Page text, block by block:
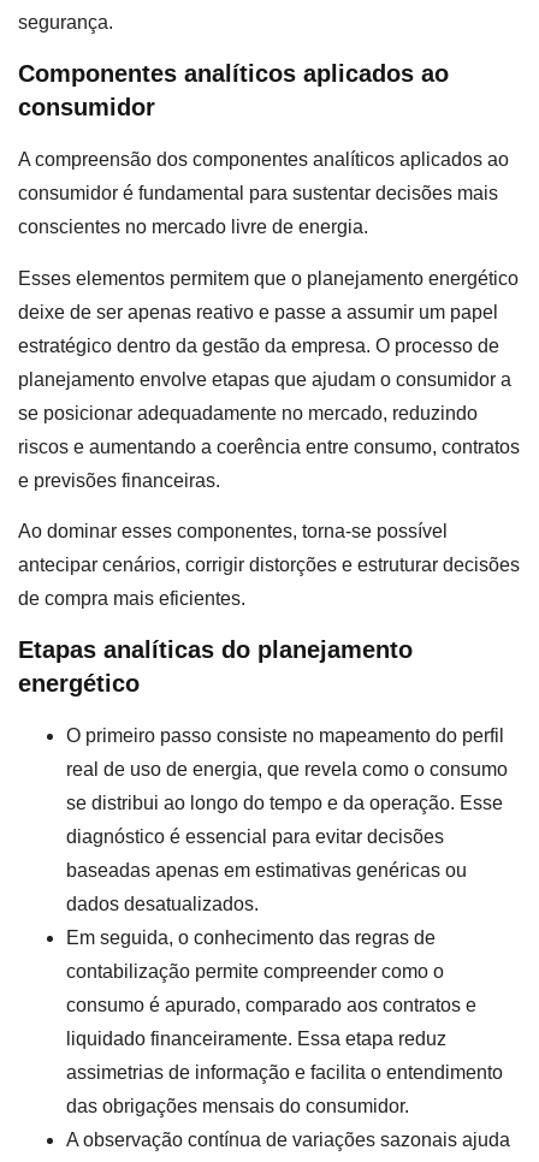
segurança.
Componentes analíticos aplicados ao
consumidor
A compreensão dos componentes analíticos aplicados ao
consumidor é fundamental para sustentar decisões mais
conscientes no mercado livre de energia.
Esses elementos permitem que o planejamento energético
deixe de ser apenas reativo e passe a assumir um papel
estratégico dentro da gestão da empresa. O processo de
planejamento envolve etapas que ajudam o consumidor a
se posicionar adequadamente no mercado, reduzindo
riscos e aumentando a coerência entre consumo, contratos
e previsões financeiras.
Ao dominar esses componentes, torna-se possível
antecipar cenários, corrigir distorções e estruturar decisões
de compra mais eficientes.
Etapas analíticas do planejamento
energético
O primeiro passo consiste no mapeamento do perfil
real de uso de energia, que revela como o consumo
se distribui ao longo do tempo e da operação. Esse
diagnóstico é essencial para evitar decisões
baseadas apenas em estimativas genéricas ou
dados desatualizados.
Em seguida, o conhecimento das regras de
contabilização permite compreender como o
consumo é apurado, comparado aos contratos e
liquidado financeiramente. Essa etapa reduz
assimetrias de informação e facilita o entendimento
das obrigações mensais do consumidor.
A observação contínua de variações sazonais ajuda